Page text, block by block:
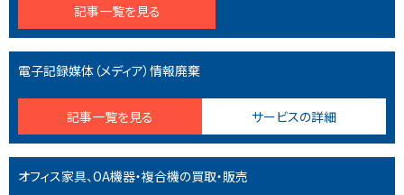
記事一覧を見る
電子記録媒体（メディア）情報廃棄
記事一覧を見る サービスの詳細
オフィス家具、OA機器・複合機の買取・販売